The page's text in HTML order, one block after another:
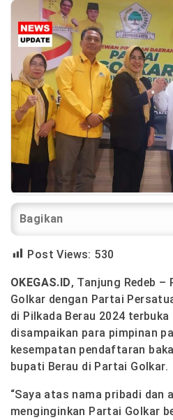
Bagikan
Post Views: 530
OKEGAS.ID, Tanjung Redeb
Golkar dengan Partai
di Pilkada Berau 2024
disampaikan para pimpinan
kesempatan pendaftaran
bupati Berau di Partai Golkar.
“Saya atas nama pribadi dan
menginginkan Partai Golkar